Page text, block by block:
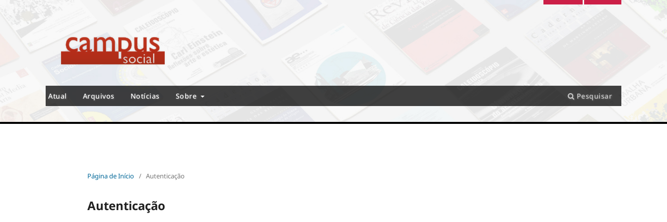
Atual Arquivos Notícias Sobre Pesquisar
Página de Início / Autenticação
Autenticação